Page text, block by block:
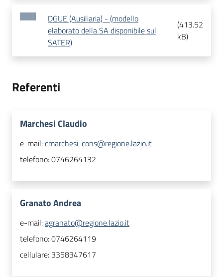
DGUE (Ausiliaria) - (modello
elaborato della SA disponibile sul
SATER)
(413.52
kB)
Referenti
Marchesi Claudio
e-mail:cmarchesi-cons@regione.lazio.it
telefono:0746264132
Granato Andrea
e-mail:agranato@regione.lazio.it
telefono:0746264119
cellulare: 3358347617